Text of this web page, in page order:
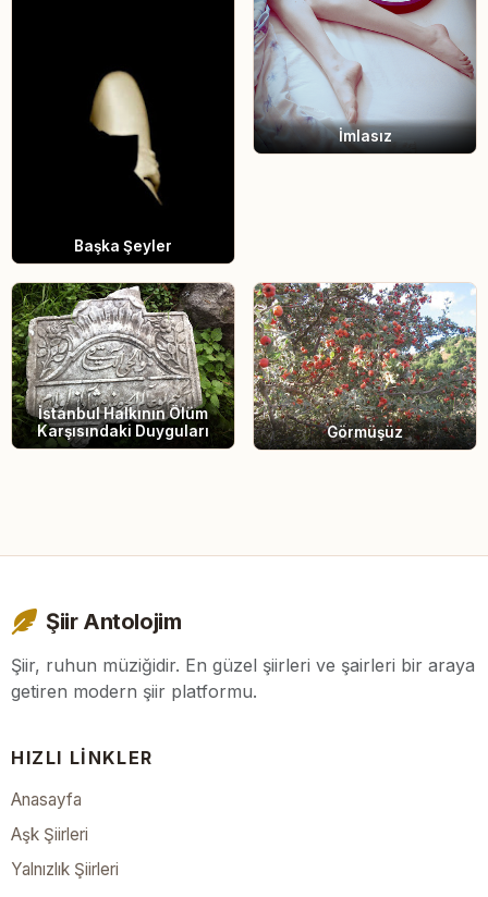
Başka Şeyler
İmlasız
İstanbul Halkının Ölüm
Karşısındaki Duyguları
Görmüşüz
Şiir Antolojim
Şiir, ruhun müziğidir. En güzel şiirleri ve şairleri bir araya
getiren modern şiir platformu.
HIZLI LINKLER
Anasayfa
Aşk Şiirleri
Yalnızlık Şiirleri